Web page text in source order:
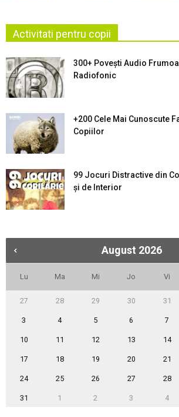
Activitati pentru copii
300+ Povești Audio
Radiofonic
+200 Cele Mai Cunoscute
Copiilor
99 Jocuri Distractive din
şi de Interior
August 2026
Lu Ma Mi Jo Vi
27 28 29 30 31
3 4 5 6 7
10 11 12 13 14
17 18 19 20 21
24 25 26 27 28
31 1 2 3 4